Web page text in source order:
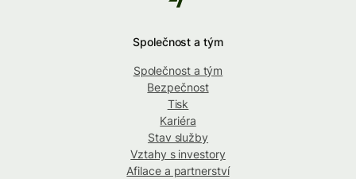
Společnost a tým
Společnost a tým
Bezpečnost
Tisk
Kariéra
Stav služby
Vztahy s investory
Afilace a partnerství